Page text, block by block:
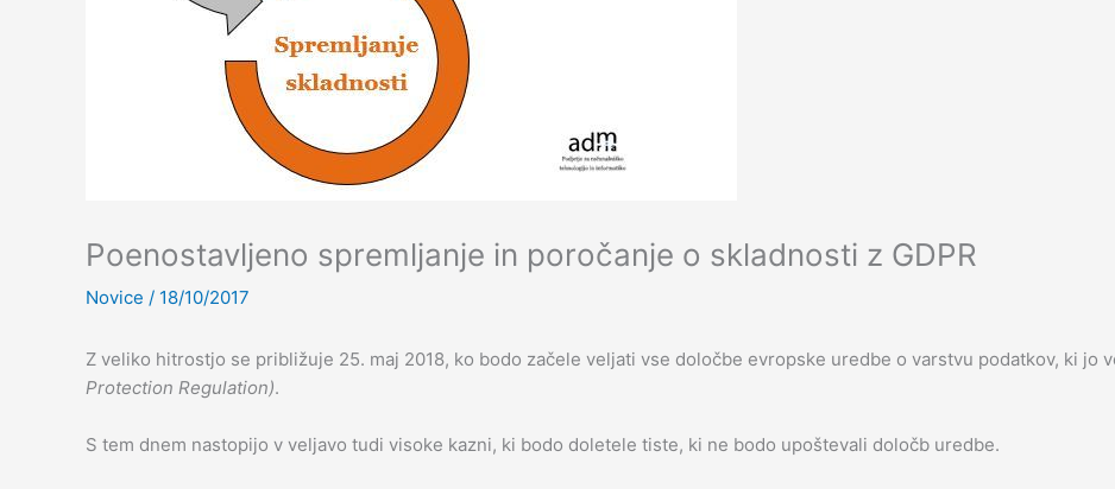
Poenostavljeno spremljanje in poročanje o skladnosti z GDPR
Novice / 18/10/2017
Z veliko hitrostjo se približuje 25. maj 2018, ko bodo začele veljati vse določbe evropske uredbe o varstvu podatkov, ki jo
Protection Regulation).
S tem dnem nastopijo v veljavo tudi visoke kazni, ki bodo doletele tiste, ki ne bodo upoštevali določb uredbe.